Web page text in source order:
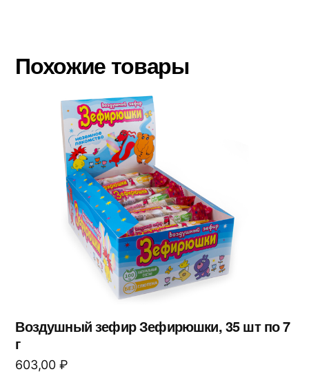
Похожие товары
Воздушный зефир Зефирюшки, 35 шт по 7
г
603,00 ₽